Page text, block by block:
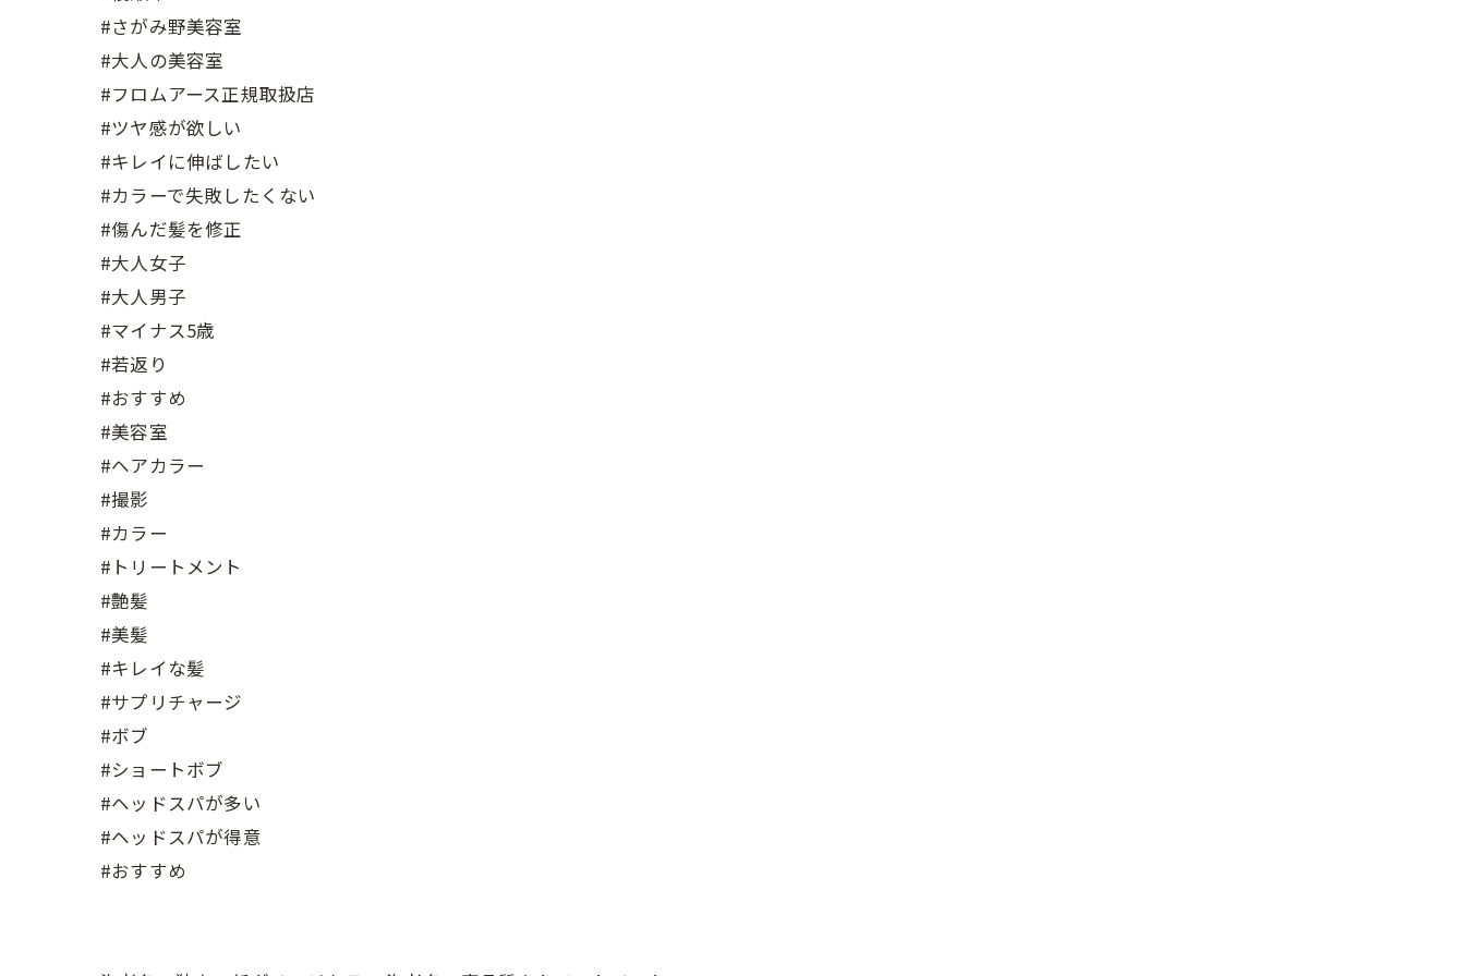
#さがみ野美容室
#大人の美容室
#フロムアース正規取扱店
#ツヤ感が欲しい
#キレイに伸ばしたい
#カラーで失敗したくない
#傷んだ髪を修正
#大人女子
#大人男子
#マイナス5歳
#若返り
#おすすめ
#美容室
#ヘアカラー
#撮影
#カラー
#トリートメント
#艶髪
#美髪
#キレイな髪
#サプリチャージ
#ボブ
#ショートボブ
#ヘッドスパが多い
#ヘッドスパが得意
#おすすめ